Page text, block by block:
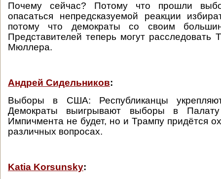
Почему сейчас? Потому что прошли
опасаться непредсказуемой реакции
потому что демократы со своим
Представителей теперь могут расследовать
Мюллера.
Андрей Сидельников:
Выборы в США: Республиканцы
Демократы выигрывают выборы в Палату
Импичмента не будет, но и Трампу придётся
различных вопросах.
Katia Korsunsky: